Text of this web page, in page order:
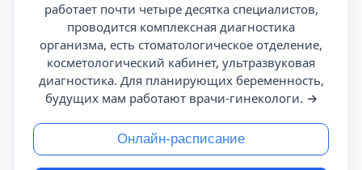
работает почти четыре десятка специалистов,
проводится комплексная диагностика
организма, есть стоматологическое отделение,
косметологический кабинет, ультразвуковая
диагностика. Для планирующих беременность,
будущих мам работают врачи-гинекологи. →
Онлайн-расписание